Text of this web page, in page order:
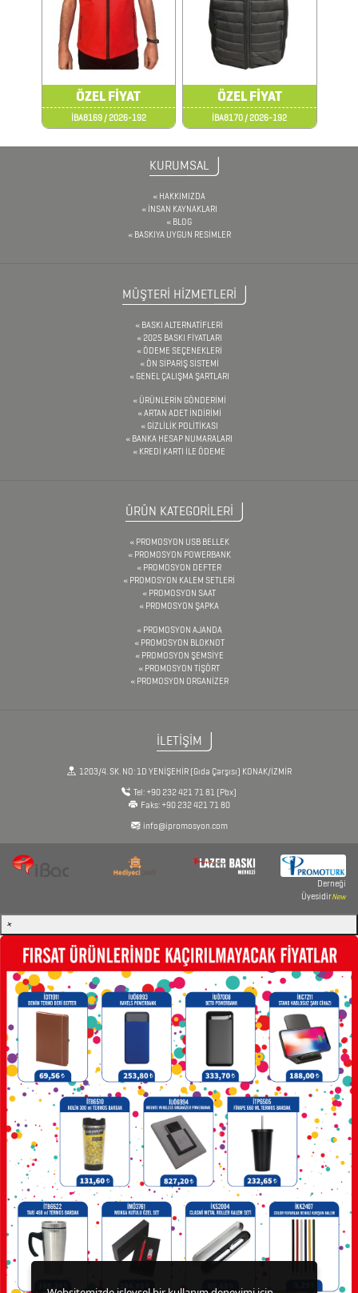
ALTLIKLARI
YETİŞTİRME
ÜRÜNLERİ
MAKAS
FRENCH
PRESS
GERİ
DÖNÜŞÜMLÜ
ÜRÜNLER
KABLOSUZ
KULAKLIK
KALEM
KUTULARI
KALEM
SETLERİ
KALEMLER
KALEMLİKLER
ÖZEL FİYAT
İBA8169 / 2026-192
ÖZEL FİYAT
İBA8170 / 2026-192
KURUMSAL
HAKKIMIZDA
İNSAN KAYNAKLARI
BLOG
BASKIYA UYGUN RESİMLER
MÜŞTERİ HİZMETLERİ
BASKI ALTERNATİFLERİ
2025 BASKI FİYATLARI
ÖDEME SEÇENEKLERİ
ÖN SİPARİŞ SİSTEMİ
GENEL ÇALIŞMA ŞARTLARI
ÜRÜNLERİN GÖNDERİMİ
ARTAN ADET İNDİRİMİ
GİZLİLİK POLİTİKASI
BANKA HESAP NUMARALARI
KREDİ KARTI İLE ÖDEME
ÜRÜN KATEGORİLERİ
PROMOSYON USB BELLEK
PROMOSYON POWERBANK
PROMOSYON DEFTER
PROMOSYON KALEM SETLERİ
PROMOSYON SAAT
PROMOSYON ŞAPKA
PROMOSYON AJANDA
PROMOSYON BLOKNOT
PROMOSYON ŞEMSİYE
PROMOSYON TİŞÖRT
PROMOSYON ORGANİZER
İLETİŞİM
1203/4. SK. NO: 1D YENİŞEHİR (Gıda Çarşısı) KONAK/İZMİR
Tel: +90 232 421 71 81 (Pbx)
Faks: +90 232 421 71 80
info@ipromosyon.com
Derneği
ÜyesidirNew
×